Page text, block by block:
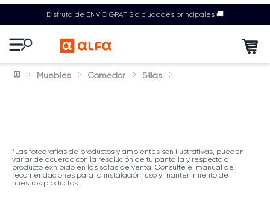
Disfruta de ENVÍO GRATIS a ciudades principales 🚚
Muebles Comedor Sillas
*Las fotografías de productos y ambientes son ilustrativas, pueden
variar de acuerdo con la resolución de tu pantalla y respecto al
producto exhibido en las salas de venta. Consulte el manual de
recomendaciones para la instalación, uso y mantenimiento de
nuestros productos.